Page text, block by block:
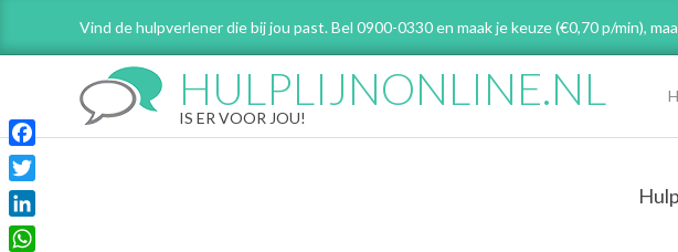
Vind de hulpverlener die bij jou past. Bel 0900-0330 en maak je keuze (€0,70 p/min),
HULPLIJNONLINE.NL
IS ER VOOR JOU!
Menu
Facebook
Twitter
LinkedIn